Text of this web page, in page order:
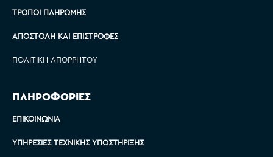
ΤΡΌΠΟΙ ΠΛΗΡΩΜΉΣ
ΑΠΟΣΤΟΛΉ ΚΑΙ ΕΠΙΣΤΡΟΦΈΣ
ΠΟΛΙΤΙΚΉ ΑΠΟΡΡΉΤΟΥ
ΠΛΗΡΟΦΟΡΙΕΣ
ΕΠΙΚΟΙΝΩΝΊΑ
ΥΠΗΡΕΣΊΕΣ ΤΕΧΝΙΚΉΣ ΥΠΟΣΤΉΡΙΞΗΣ